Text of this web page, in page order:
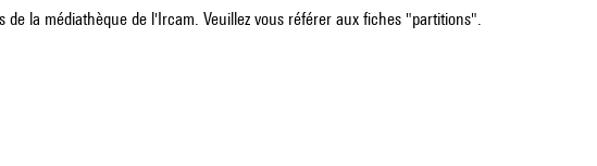
la médiathèque de l'Ircam. Veuillez vous référer aux fiches "partitions".